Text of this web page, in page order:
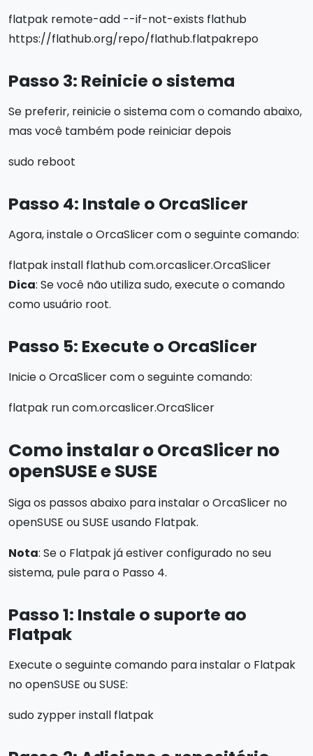
flatpak remote-add --if-not-exists flathub
https://flathub.org/repo/flathub.flatpakrepo
Passo 3: Reinicie o sistema
Se preferir, reinicie o sistema com o comando abaixo,
mas você também pode reiniciar depois
sudo reboot
Passo 4: Instale o OrcaSlicer
Agora, instale o OrcaSlicer com o seguinte comando:
flatpak install flathub com.orcaslicer.OrcaSlicer
Dica: Se você não utiliza sudo, execute o comando
como usuário root.
Passo 5: Execute o OrcaSlicer
Inicie o OrcaSlicer com o seguinte comando:
flatpak run com.orcaslicer.OrcaSlicer
Como instalar o OrcaSlicer no
openSUSE e SUSE
Siga os passos abaixo para instalar o OrcaSlicer no
openSUSE ou SUSE usando Flatpak.
Nota: Se o Flatpak já estiver configurado no seu
sistema, pule para o Passo 4.
Passo 1: Instale o suporte ao
Flatpak
Execute o seguinte comando para instalar o Flatpak
no openSUSE ou SUSE:
sudo zypper install flatpak